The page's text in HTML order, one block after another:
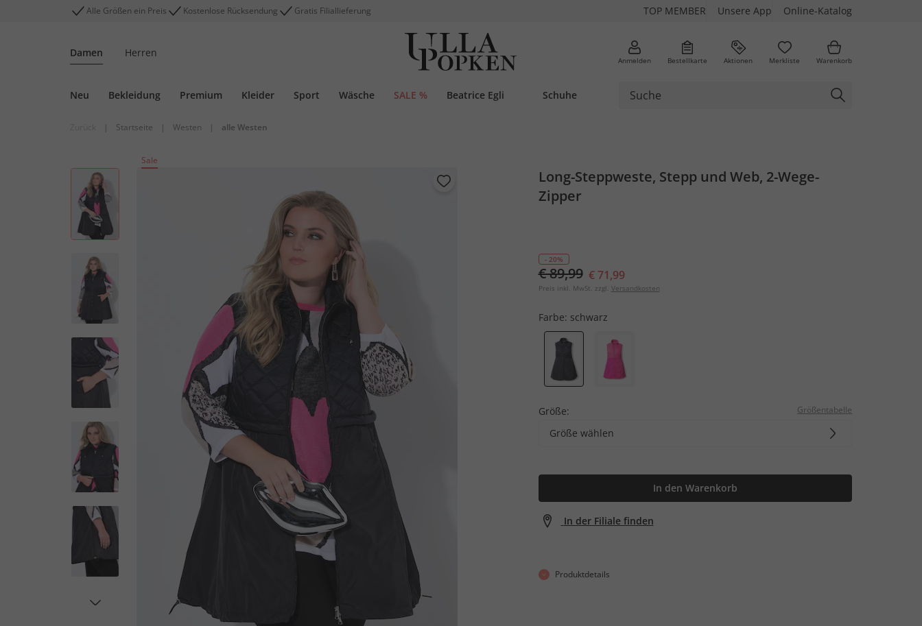
Alle Größen ein Preis Kostenlose Rücksendung Gratis Filiallieferung TOP MEMBER Unsere App Online-Katalog
Damen Herren
Anmelden Bestellkarte Aktionen Merkliste Warenkorb
Neu Bekleidung Premium Kleider Sport Wäsche SALE % Beatrice Egli Schuhe
| Startseite | Westen | alle Westen
Sale
Long-Steppweste, Stepp und Web, 2-Wege-
Zipper
- 20%
€ 89,99 € 71,99
Preis inkl. MwSt. zzgl. Versandkosten
Farbe: schwarz
Größe: Größentabelle
Größe wählen
In den Warenkorb
In der Filiale finden
Produktdetails